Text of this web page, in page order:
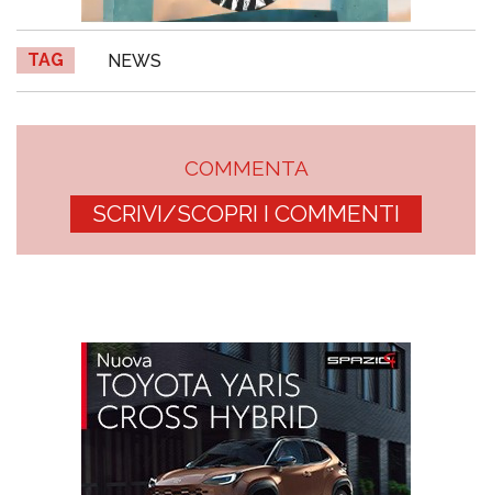
TAG NEWS
COMMENTA
SCRIVI/SCOPRI I COMMENTI